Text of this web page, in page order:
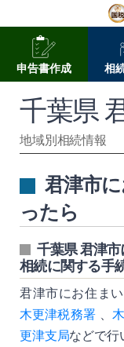
申告書作成 相
千葉県
地域別相続情報
君津市
ったら
千葉県 君津
相続に関する手
君津市にお住ま
木更津税務署
更津支局などで行